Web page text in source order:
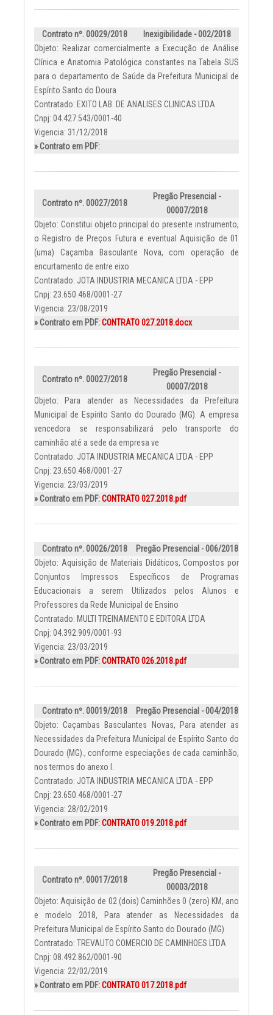
Contrato nº. 00029/2018
Inexigibilidade - 002/2018
Objeto: Realizar comercialmente a Execução de Análise
Clínica e Anatomia Patológica constantes na Tabela SUS
para o departamento de Saúde da Prefeitura Municipal de
Espírito Santo do Doura
Contratado: EXITO LAB. DE ANALISES CLINICAS LTDA
Cnpj: 04.427.543/0001-40
Vigencia: 31/12/2018
» Contrato em PDF:
Contrato nº. 00027/2018
Pregão Presencial -
00007/2018
Objeto: Constitui objeto principal do presente instrumento,
o Registro de Preços Futura e eventual Aquisição de 01
(uma) Caçamba Basculante Nova, com operação de
encurtamento de entre eixo
Contratado: JOTA INDUSTRIA MECANICA LTDA - EPP
Cnpj: 23.650.468/0001-27
Vigencia: 23/08/2019
» Contrato em PDF:CONTRATO 027.2018.docx
Contrato nº. 00027/2018
Pregão Presencial -
00007/2018
Objeto: Para atender as Necessidades da Prefeitura
Municipal de Espírito Santo do Dourado (MG). A empresa
vencedora se responsabilizará pelo transporte do
caminhão até a sede da empresa ve
Contratado: JOTA INDUSTRIA MECANICA LTDA - EPP
Cnpj: 23.650.468/0001-27
Vigencia: 23/03/2019
» Contrato em PDF:CONTRATO 027.2018.pdf
Contrato nº. 00026/2018
Pregão Presencial - 006/2018
Objeto: Aquisição de Materiais Didáticos, Compostos por
Conjuntos Impressos Específicos de Programas
Educacionais a serem Utilizados pelos Alunos e
Professores da Rede Municipal de Ensino
Contratado: MULTI TREINAMENTO E EDITORA LTDA
Cnpj: 04.392.909/0001-93
Vigencia: 23/03/2019
» Contrato em PDF:CONTRATO 026.2018.pdf
Contrato nº. 00019/2018
Pregão Presencial - 004/2018
Objeto: Caçambas Basculantes Novas, Para atender as
Necessidades da Prefeitura Municipal de Espírito Santo do
Dourado (MG)., conforme especiações de cada caminhão,
nos termos do anexo I.
Contratado: JOTA INDUSTRIA MECANICA LTDA - EPP
Cnpj: 23.650.468/0001-27
Vigencia: 28/02/2019
» Contrato em PDF:CONTRATO 019.2018.pdf
Contrato nº. 00017/2018
Pregão Presencial -
00003/2018
Objeto: Aquisição de 02 (dois) Caminhões 0 (zero) KM, ano
e modelo 2018, Para atender as Necessidades da
Prefeitura Municipal de Espírito Santo do Dourado (MG)
Contratado: TREVAUTO COMERCIO DE CAMINHOES LTDA
Cnpj: 08.492.862/0001-90
Vigencia: 22/02/2019
» Contrato em PDF:CONTRATO 017.2018.pdf